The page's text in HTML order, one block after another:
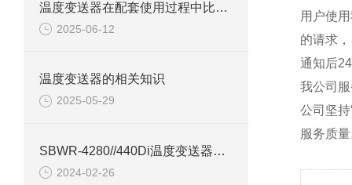
温度变送器在配套使用过程中比较常见的故障及解决方法
2025-06-12
温度变送器的相关知识
2025-05-29
SBWR-4280//440Di温度变送器产品介绍
2024-02-26
用户使
的请求
通知后
我公司
公司坚
服务质